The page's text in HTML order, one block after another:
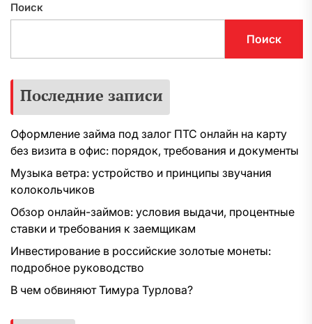
Поиск
Поиск
Последние записи
Оформление займа под залог ПТС онлайн на карту
без визита в офис: порядок, требования и документы
Музыка ветра: устройство и принципы звучания
колокольчиков
Обзор онлайн-займов: условия выдачи, процентные
ставки и требования к заемщикам
Инвестирование в российские золотые монеты:
подробное руководство
В чем обвиняют Тимура Турлова?